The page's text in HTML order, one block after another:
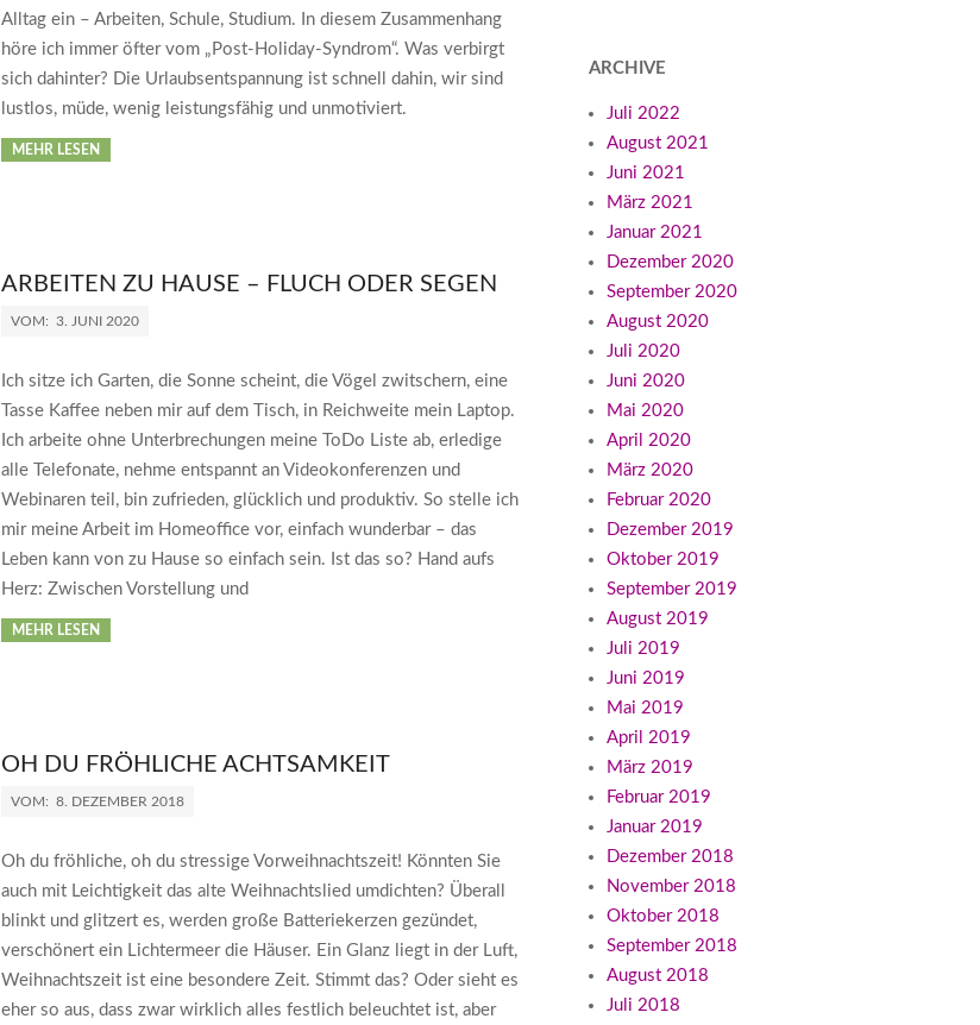
Alltag ein – Arbeiten, Schule, Studium. In diesem Zusammenhang
höre ich immer öfter vom „Post-Holiday-Syndrom“. Was verbirgt
sich dahinter? Die Urlaubsentspannung ist schnell dahin, wir sind
lustlos, müde, wenig leistungsfähig und unmotiviert.
MEHR LESEN
ARBEITEN ZU HAUSE – FLUCH ODER SEGEN
VOM: 3. JUNI 2020
Ich sitze ich Garten, die Sonne scheint, die Vögel zwitschern, eine
Tasse Kaffee neben mir auf dem Tisch, in Reichweite mein Laptop.
Ich arbeite ohne Unterbrechungen meine ToDo Liste ab, erledige
alle Telefonate, nehme entspannt an Videokonferenzen und
Webinaren teil, bin zufrieden, glücklich und produktiv. So stelle ich
mir meine Arbeit im Homeoffice vor, einfach wunderbar – das
Leben kann von zu Hause so einfach sein. Ist das so? Hand aufs
Herz: Zwischen Vorstellung und
MEHR LESEN
OH DU FRÖHLICHE ACHTSAMKEIT
VOM: 8. DEZEMBER 2018
Oh du fröhliche, oh du stressige Vorweihnachtszeit! Könnten Sie
auch mit Leichtigkeit das alte Weihnachtslied umdichten? Überall
blinkt und glitzert es, werden große Batteriekerzen gezündet,
verschönert ein Lichtermeer die Häuser. Ein Glanz liegt in der Luft,
Weihnachtszeit ist eine besondere Zeit. Stimmt das? Oder sieht es
eher so aus, dass zwar wirklich alles festlich beleuchtet ist, aber
ARCHIVE
Juli 2022
August 2021
Juni 2021
März 2021
Januar 2021
Dezember 2020
September 2020
August 2020
Juli 2020
Juni 2020
Mai 2020
April 2020
März 2020
Februar 2020
Dezember 2019
Oktober 2019
September 2019
August 2019
Juli 2019
Juni 2019
Mai 2019
April 2019
März 2019
Februar 2019
Januar 2019
Dezember 2018
November 2018
Oktober 2018
September 2018
August 2018
Juli 2018